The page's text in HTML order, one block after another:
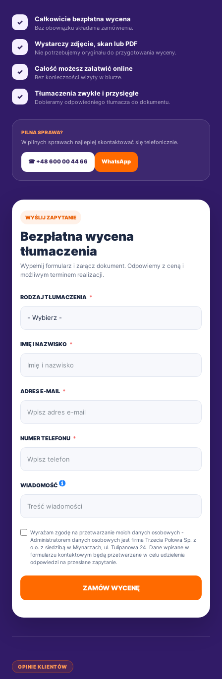
✓ Całkowicie bezpłatna wycena
Bez obowiązku składania zamówienia.
✓ Wystarczy zdjęcie, skan lub PDF
Nie potrzebujemy oryginału do przygotowania wyceny.
✓ Całość możesz załatwić online
Bez konieczności wizyty w biurze.
✓ Tłumaczenia zwykłe i przysięgłe
Dobieramy odpowiedniego tłumacza do dokumentu.
PILNA SPRAWA?
W pilnych sprawach najlepiej skontaktować się telefonicznie.
☎ +48 600 00 44 66 WhatsApp
WYŚLIJ ZAPYTANIE
Bezpłatna wycena
tłumaczenia
Wypełnij formularz i załącz dokument. Odpowiemy z ceną i
możliwym terminem realizacji.
RODZAJ TŁUMACZENIA
IMIĘ I NAZWISKO
ADRES E-MAIL
NUMER TELEFONU
WIADOMOŚĆ
Wyrażam zgodę na przetwarzanie moich danych osobowych -
Administratorem danych osobowych jest firma Trzecia Połowa Sp. z
o.o. z siedzibą w Młynarzach, ul. Tulipanowa 24. Dane wpisane w
formularzu kontaktowym będą przetwarzane w celu udzielenia
odpowiedzi na przesłane zapytanie.
ZAMÓW WYCENĘ
OPINIE KLIENTÓW